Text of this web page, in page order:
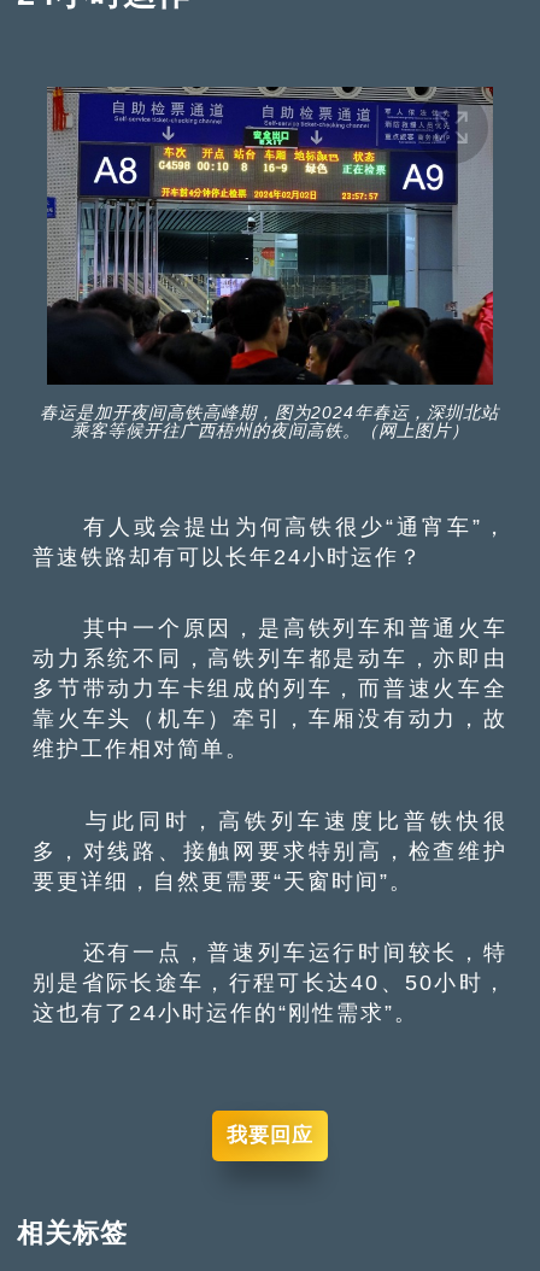
春运是加开夜间高铁高峰期，图为2024年春运，深圳北站
乘客等候开往广西梧州的夜间高铁。（网上图片）
有人或会提出为何高铁很少“通宵车”，
普速铁路却有可以长年24小时运作？
其中一个原因，是高铁列车和普通火车
动力系统不同，高铁列车都是动车，亦即由
多节带动力车卡组成的列车，而普速火车全
靠火车头（机车）牵引，车厢没有动力，故
维护工作相对简单。
与此同时，高铁列车速度比普铁快很
多，对线路、接触网要求特别高，检查维护
要更详细，自然更需要“天窗时间”。
还有一点，普速列车运行时间较长，特
别是省际长途车，行程可长达40、50小时，
这也有了24小时运作的“刚性需求”。
我要回应
相关标签